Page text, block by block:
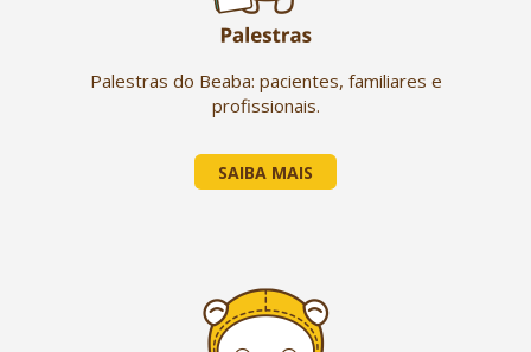
Palestras do Beaba: pacientes, familiares e
profissionais.
SAIBA MAIS